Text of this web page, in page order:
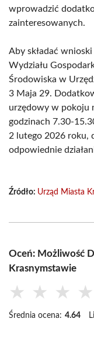
wprowadzić
zainteresowanych.
Aby składać
Wydziału
Środowiska w
3 Maja 29.
urzędowy w pokoju
godzinach 7.30-
2 lutego 2026 roku,
odpowiednie
Źródło: Urząd Miasta
Oceń: Możliwość
Krasnymstawie
★ ★ ★ ★
Średnia ocena: 4.64